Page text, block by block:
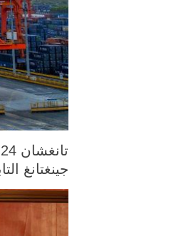
جينغتانغ